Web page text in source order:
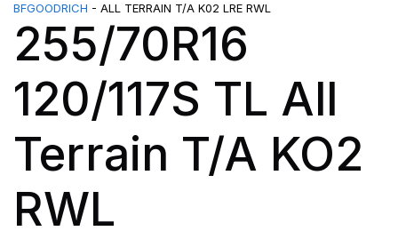
BFGOODRICH - ALL TERRAIN T/A K02 LRE RWL
255/70R16
120/117S TL All
Terrain T/A KO2
RWL